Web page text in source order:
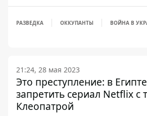
РАЗВЕДКА ОККУПАНТЫ ВОЙНА В
21:24, 28 мая 2023
Это преступление: в
запретить сериал Netflix с
Клеопатрой